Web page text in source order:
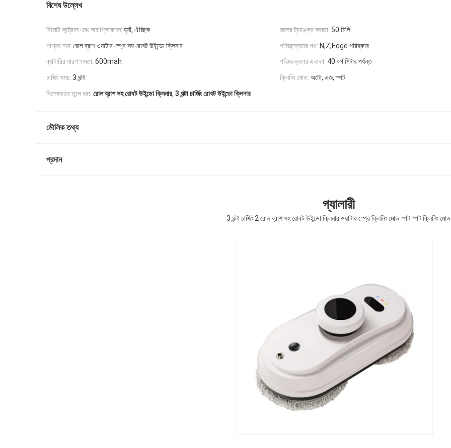
বিশেষ উল্লেখ
রিমোট কন্ট্রোল এবং অ্যাপ্লিকেশন: হ্যাঁ, ঐচ্ছিক জলের ট্যাঙ্কের ক্ষমতা: 50 মিলি
পণ্যের নাম: রোল ব্রাশ ওয়াটার স্প্রে সহ রোবট উইন্ডো ক্লিনার পরিচ্ছন্নতার পথ: N,Z,Edge পরিষ্কার
ব্যাটারির ধারণ ক্ষমতা: 600mah পরিচ্ছন্নতার এলাকা: 40 বর্গ মিটার পর্যন্ত
চার্জিং সময়: 3 ঘন্টা ক্লিনিং মোড: অটো, এজ, স্পট
বিশেষভাবে তুলে ধরা: রোল ব্রাশ সহ রোবট উইন্ডো ক্লিনার, 3 ঘন্টা চার্জিং রোবট উইন্ডো ক্লিনার
মৌলিক তথ্য
প্রদান
গ্যালারী
3 ঘন্টা চার্জিং 2 রোল ব্রাশ সহ রোবট উইন্ডো ক্লিনার ওয়াটার স্প্রে ক্লিনিং মোড স্পট স্পট ক্লিনিং মোড